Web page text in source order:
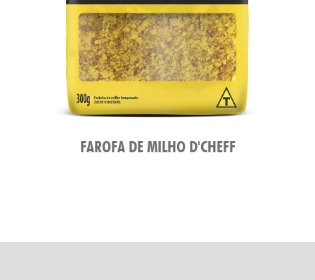
FAROFA DE MILHO D'CHEFF